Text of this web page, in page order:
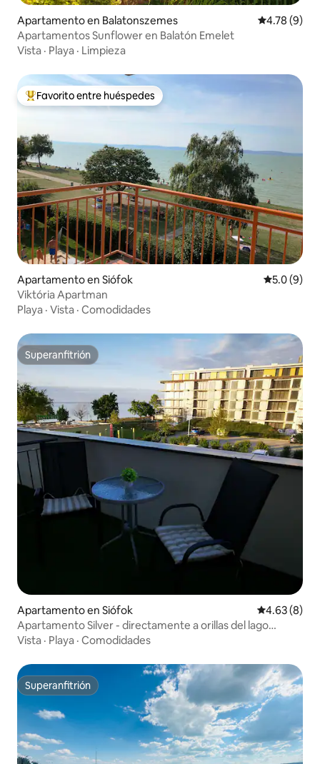
Apartamento en Balatonszemes Calificación
4.78 (9)
Apartamentos Sunflower en Balatón Emelet
Vista · Playa · Limpieza
Favorito entre huéspedes preferido
Favorito entre huéspedes
Apartamento en Siófok
5.0 (9)
Viktória Apartman
Playa · Vista · Comodidades
Superanfitrión
Superanfitrión
Apartamento en Siófok Calificación
4.63 (8)
Apartamento Silver - directamente a orillas del lago
Balaton
Vista · Playa · Comodidades
Superanfitrión
Superanfitrión